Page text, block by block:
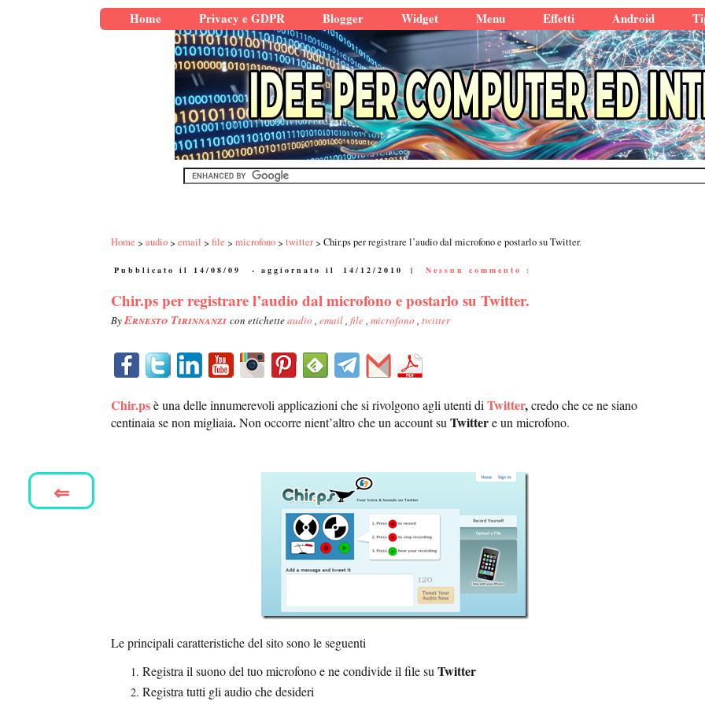
Home Privacy e GDPR Blogger Widget Menu Effetti Android
Home audio email file microfono twitter Chir.ps per registrare l’audio dal microfono e postarlo su Twitter.
Pubblicato il 14/08/09 - aggiornato il 14/12/2010 | Nessun commento :
Chir.ps per registrare l’audio dal microfono e postarlo su Twitter.
ByErnesto Tirinnanzi con etichetteaudio , email, file, microfono , twitter
Chir.psè una delle innumerevoli applicazioni che si rivolgono agli utenti di Twitter,credo che ce ne siano
centinaia se non migliaia.Non occorre nient’altro che un account su Twittere un microfono.
Le principali caratteristiche del sito sono le seguenti
Registra il suono del tuo microfono e ne condivide il file su Twitter
Registra tutti gli audio che desideri
⇐